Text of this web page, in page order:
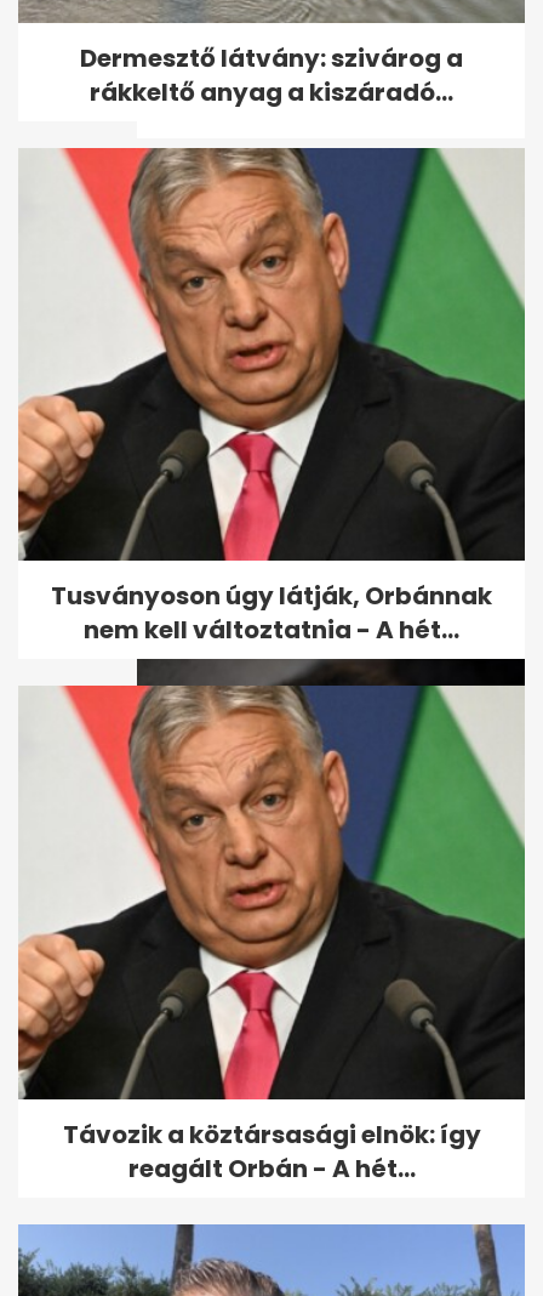
Kutyás kvíz: már a harmadik
kérdésnél sokan elbukhatnak,
neked...
Ettől a kvíztől kutyául fogod
érezni magad - már ha sikerül
Ebzárlatot rendeltek el az
ország több pontján
Dermesztő látvány: szivárog a
rákkeltő anyag a kiszáradó...
Tusványoson úgy látják, Orbánnak
nem kell változtatnia - A hét...
Távozik a köztársasági elnök: így
reagált Orbán - A hét...